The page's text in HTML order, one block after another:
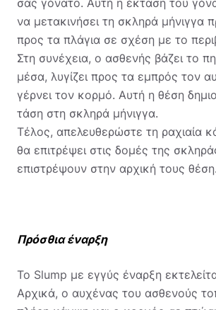
σας γόνατο. Αυτή η έκταση του
να μετακινήσει τη σκληρά μήνιγγα
προς τα πλάγια σε σχέση με το
Στη συνέχεια, ο ασθενής βάζει το
μέσα, λυγίζει προς τα εμπρός τον
γέρνει τον κορμό. Αυτή η θέση
τάση στη σκληρά μήνιγγα.
Τέλος, απελευθερώστε τη ραχιαία
θα επιτρέψει στις δομές της
επιστρέψουν στην αρχική τους θέση.
Πρόσθια έναρξη
Το Slump με εγγύς έναρξη
Αρχικά, ο αυχένας του ασθενούς